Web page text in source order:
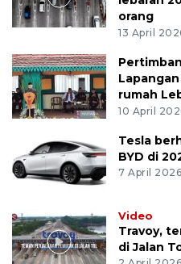
orang
13 April
rumah
10 April
Tesla
BYD di
7 April 2026
Video
Travoy,
di Jalan